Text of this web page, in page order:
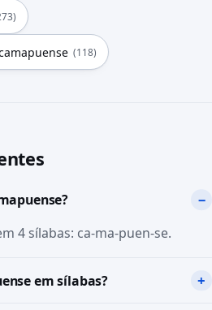
(118)
4 sílabas: ca-ma-puen-se.
em sílabas?